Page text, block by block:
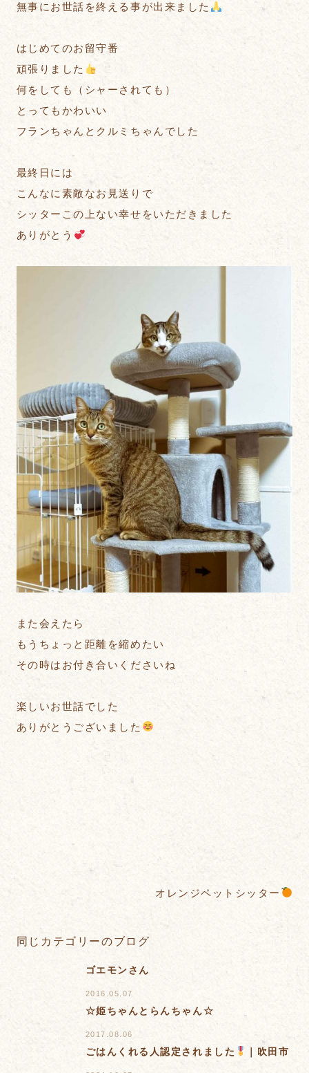
無事にお世話を終える事が出来ました
はじめてのお留守番
頑張りました
何をしても（シャーされても）
とってもかわいい
フランちゃんとクルミちゃんでした
最終日には
こんなに素敵なお見送りで
シッターこの上ない幸せをいただきました
ありがとう
また会えたら
もうちょっと距離を縮めたい
その時はお付き合いくださいね
楽しいお世話でした
ありがとうございました
オレンジペットシッター
同じカテゴリーのブログ
ゴエモンさん
2016.05.07
☆姫ちゃんとらんちゃん☆
2017.08.06
ごはんくれる人認定されました ｜吹田市